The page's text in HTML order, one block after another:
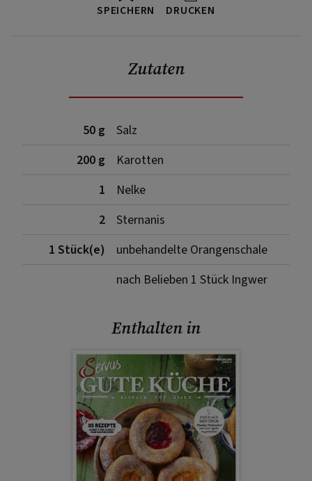
SPEICHERN DRUCKEN
Zutaten
50 g
Salz
200 g
Karotten
1
Nelke
2
Sternanis
1 Stück(e)
unbehandelte Orangenschale
nach Belieben 1 Stück Ingwer
Enthalten in